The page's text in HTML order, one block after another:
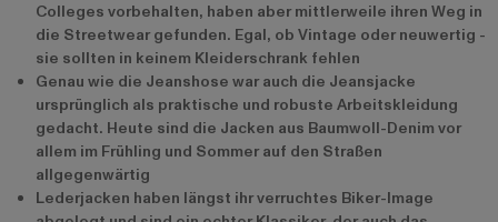
Colleges vorbehalten, haben aber mittlerweile ihren Weg in
die Streetwear gefunden. Egal, ob Vintage oder neuwertig -
sie sollten in keinem Kleiderschrank fehlen
Genau wie die Jeanshose war auch die Jeansjacke
ursprünglich als praktische und robuste Arbeitskleidung
gedacht. Heute sind die Jacken aus Baumwoll-Denim vor
allem im Frühling und Sommer auf den Straßen
allgegenwärtig
Lederjacken haben längst ihr verruchtes Biker-Image